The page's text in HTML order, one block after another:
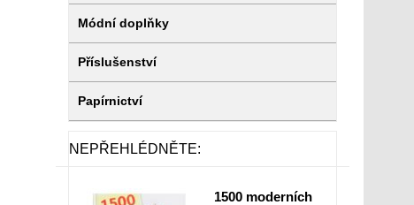
Módní doplňky
Příslušenství
Papírnictví
NEPŘEHLÉDNĚTE:
1500 moderních